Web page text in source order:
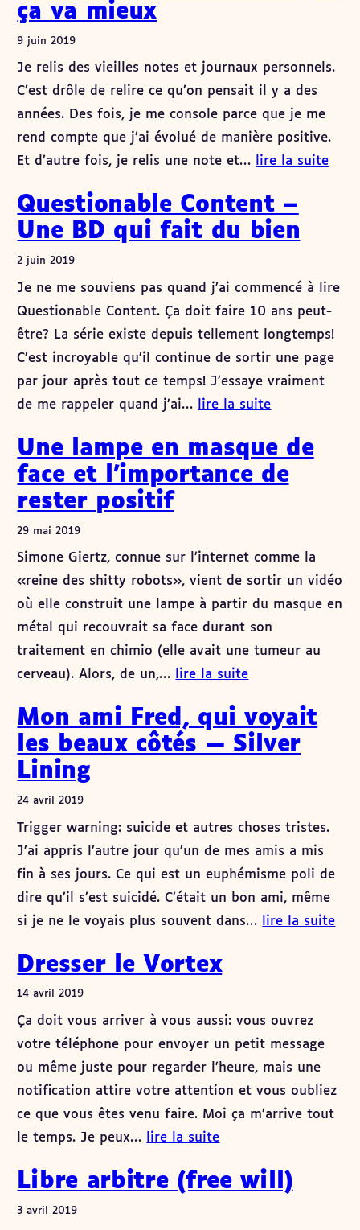
ça va mieux
9 juin 2019
Je relis des vieilles notes et journaux personnels.
C’est drôle de relire ce qu’on pensait il y a des
années. Des fois, je me console parce que je me
rend compte que j’ai évolué de manière positive.
Et d’autre fois, je relis une note et… lire la suite
Questionable Content –
Une BD qui fait du bien
2 juin 2019
Je ne me souviens pas quand j’ai commencé à lire
Questionable Content. Ça doit faire 10 ans peut-
être? La série existe depuis tellement longtemps!
C’est incroyable qu’il continue de sortir une page
par jour après tout ce temps! J’essaye vraiment
de me rappeler quand j’ai…
lire la suite
Une lampe en masque de
face et l’importance de
rester positif
29 mai 2019
Simone Giertz, connue sur l’internet comme la
«reine des shitty robots», vient de sortir un vidéo
où elle construit une lampe à partir du masque en
métal qui recouvrait sa face durant son
traitement en chimio (elle avait une tumeur au
cerveau). Alors, de un,…
lire la suite
Mon ami Fred, qui voyait
les beaux côtés — Silver
Lining
24 avril 2019
Trigger warning: suicide et autres choses tristes.
J’ai appris l’autre jour qu’un de mes amis a mis
fin à ses jours. Ce qui est un euphémisme poli de
dire qu’il s’est suicidé. C’était un bon ami, même
si je ne le voyais plus souvent dans…
lire la suite
Dresser le Vortex
14 avril 2019
Ça doit vous arriver à vous aussi: vous ouvrez
votre téléphone pour envoyer un petit message
ou même juste pour regarder l’heure, mais une
notification attire votre attention et vous oubliez
ce que vous êtes venu faire. Moi ça m’arrive tout
le temps. Je peux…
lire la suite
Libre arbitre (free will)
3 avril 2019